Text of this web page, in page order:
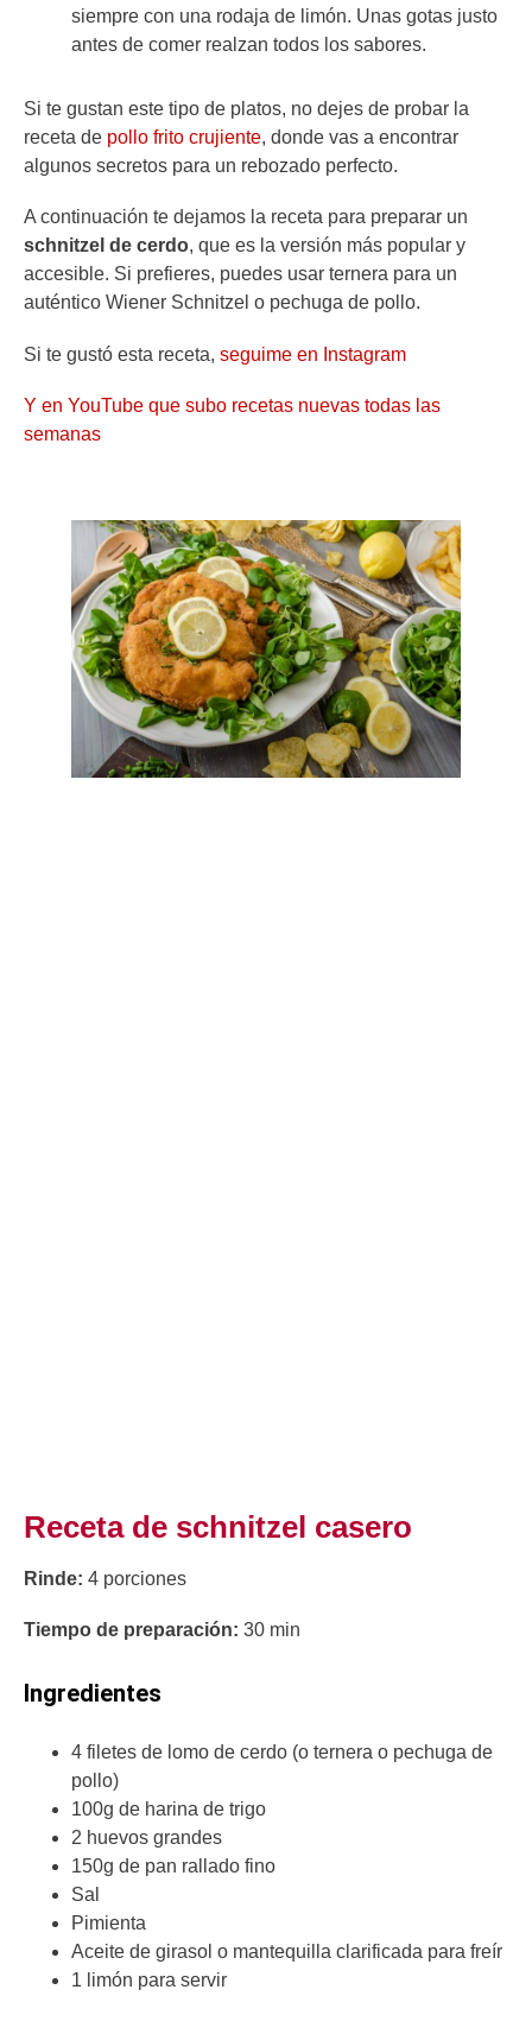
siempre con una rodaja de limón. Unas gotas justo
antes de comer realzan todos los sabores.
Si te gustan este tipo de platos, no dejes de probar la
receta de pollo frito crujiente, donde vas a encontrar
algunos secretos para un rebozado perfecto.
A continuación te dejamos la receta para preparar un
schnitzel de cerdo, que es la versión más popular y
accesible. Si prefieres, puedes usar ternera para un
auténtico Wiener Schnitzel o pechuga de pollo.
Si te gustó esta receta, seguime en Instagram
Y en YouTube que subo recetas nuevas todas las
semanas
Receta de schnitzel casero
Rinde: 4 porciones
Tiempo de preparación: 30 min
Ingredientes
4 filetes de lomo de cerdo (o ternera o pechuga de
pollo)
100g de harina de trigo
2 huevos grandes
150g de pan rallado fino
Sal
Pimienta
Aceite de girasol o mantequilla clarificada para freír
1 limón para servir